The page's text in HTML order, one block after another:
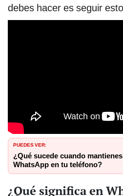
debes hacer es seguir
PUEDES VER:
¿Qué sucede cuando
WhatsApp en tu teléfono?
¿Qué significa en